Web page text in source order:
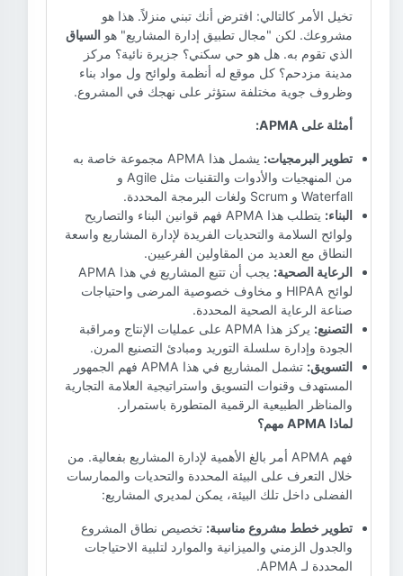
تخيل الأمر كالتالي: افترض أنك تبني منزلاً. هذا هو
مشروعك. لكن "مجال تطبيق إدارة المشاريع" هو السياق
الذي تقوم به. هل هو حي سكني؟ جزيرة نائية؟ مركز
مدينة مزدحم؟ كل موقع له أنظمة ولوائح ول مواد بناء
وظروف جوية مختلفة ستؤثر على نهجك في المشروع.
أمثلة على APMA:
تطوير البرمجيات:
يشمل هذا APMA مجموعة خاصة به
من المنهجيات والأدوات والتقنيات مثل Agile و
Waterfall و Scrum ولغات البرمجة المحددة.
البناء:
يتطلب هذا APMA فهم قوانين البناء والتصاريح
ولوائح السلامة والتحديات الفريدة لإدارة المشاريع واسعة
النطاق مع العديد من المقاولين الفرعيين.
الرعاية الصحية:
يجب أن تتبع المشاريع في هذا APMA
لوائح HIPAA و مخاوف خصوصية المرضى واحتياجات
صناعة الرعاية الصحية المحددة.
التصنيع:
يركز هذا APMA على عمليات الإنتاج ومراقبة
الجودة وإدارة سلسلة التوريد ومبادئ التصنيع المرن.
التسويق:
تشمل المشاريع في هذا APMA فهم الجمهور
المستهدف وقنوات التسويق واستراتيجية العلامة التجارية
والمناظر الطبيعية الرقمية المتطورة باستمرار.
لماذا APMA مهم؟
فهم APMA أمر بالغ الأهمية لإدارة المشاريع بفعالية. من
خلال التعرف على البيئة المحددة والتحديات والممارسات
الفضلى داخل تلك البيئة، يمكن لمديري المشاريع:
تطوير خطط مشروع مناسبة: تخصيص نطاق المشروع
والجدول الزمني والميزانية والموارد لتلبية الاحتياجات
المحددة لـ APMA.